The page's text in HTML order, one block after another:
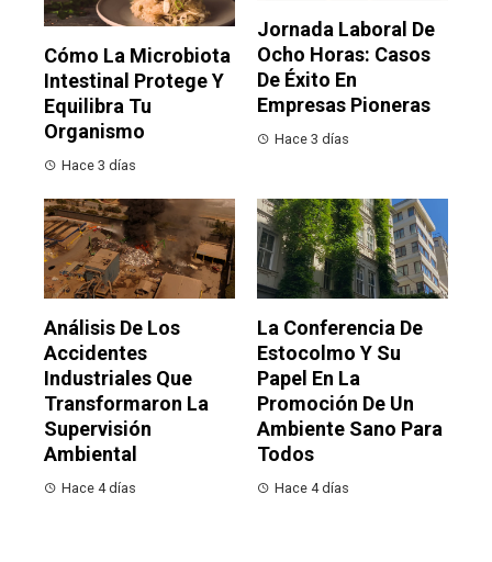
Cómo La Microbiota
Intestinal Protege Y
Equilibra Tu
Organismo
Hace 3 días
Jornada Laboral De
Ocho Horas: Casos
De Éxito En
Empresas Pioneras
Hace 3 días
Análisis De Los
Accidentes
Industriales Que
Transformaron La
Supervisión
Ambiental
Hace 4 días
La Conferencia De
Estocolmo Y Su
Papel En La
Promoción De Un
Ambiente Sano Para
Todos
Hace 4 días